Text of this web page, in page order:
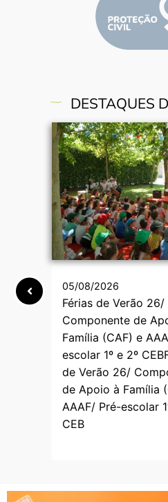
DESTAQUES
05/08/2026
Férias de Verão 26/
Componente de
Família (CAF) e
escolar 1º e 2º
de Verão 26/
de Apoio à Família
AAAF/ Pré-escolar
CEB